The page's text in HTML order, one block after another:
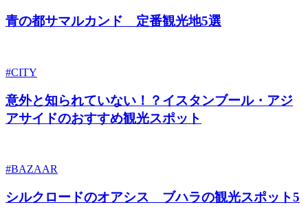
青の都サマルカンド 定番観光地5選
#CITY
意外と知られていない！？イスタンブール・アジ
アサイドのおすすめ観光スポット
#BAZAAR
シルクロードのオアシス ブハラの観光スポット5